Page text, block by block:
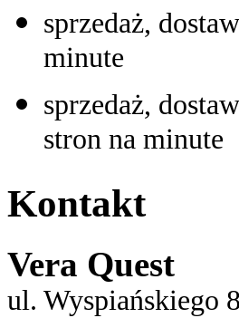
sprzedaż,
minute
sprzedaż,
stron na minute
Kontakt
Vera Quest
ul. Wyspiańskiego